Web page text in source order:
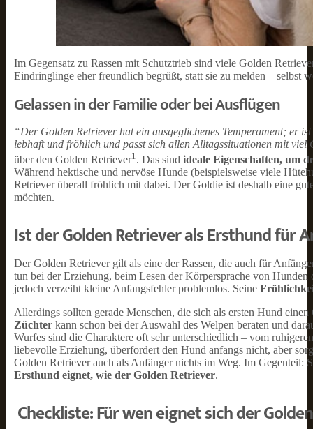
Im Gegensatz zu Rassen mit Schutztrieb sind viele Golden
Eindringlinge eher freundlich begrüßt, statt sie zu melden – selbst
Gelassen in der Familie oder bei Ausflügen
“Der Golden Retriever hat ein ausgeglichenes Temperament; er
lebhaft und fröhlich und passt sich allen Alltagssituationen mit
über den Golden Retriever1. Das sind ideale Eigenschaften, um
Während hektische und nervöse Hunde (beispielsweise viele
Retriever überall fröhlich mit dabei. Der Goldie ist deshalb eine
möchten.
Ist der Golden Retriever als Ersthund für
Der Golden Retriever gilt als eine der Rassen, die auch für
tun bei der Erziehung, beim Lesen der Körpersprache von
jedoch verzeiht kleine Anfangsfehler problemlos. Seine
Allerdings sollten gerade Menschen, die sich als ersten Hund
Züchter kann schon bei der Auswahl des Welpen beraten und
Wurfes sind die Charaktere oft sehr unterschiedlich – vom
liebevolle Erziehung, überfordert den Hund anfangs nicht, aber
Golden Retriever auch als Anfänger nichts im Weg. Im Gegenteil:
Ersthund eignet, wie der Golden Retriever.
Checkliste: Für wen eignet sich der